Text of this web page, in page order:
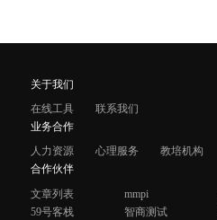
关于我们
在线工具
联系我们
业务合作
人力资源
心理服务 教培机构
合作伙伴
文章列表
mmpi
59号客栈
智商测试